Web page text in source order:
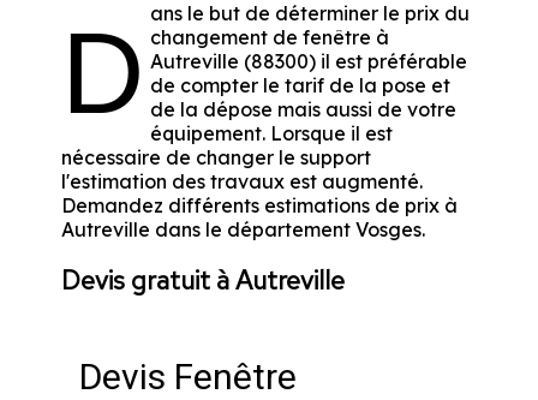
D ans le but de déterminer le prix du
changement de fenêtre à
Autreville (88300) il est préférable
de compter le tarif de la pose et
de la dépose mais aussi de votre
équipement. Lorsque il est
nécessaire de changer le support
l'estimation des travaux est augmenté.
Demandez différents estimations de prix à
Autreville dans le département Vosges.
Devis gratuit à Autreville
Devis Fenêtre